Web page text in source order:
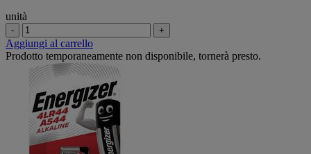
unità
- +
Aggiungi al carrello
Prodotto temporaneamente non disponibile, tornerà presto.